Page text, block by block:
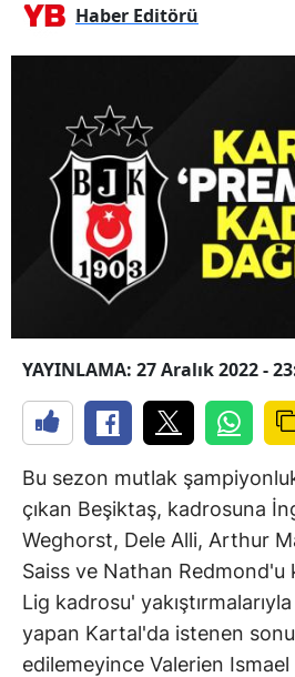
Haber Editörü
YAYINLAMA: 27 Aralık 2022 -
Bu sezon mutlak
çıkan Beşiktaş, kadrosuna
Weghorst, Dele Alli, Arthur
Saiss ve Nathan Redmond'u
Lig kadrosu'
yapan Kartal'da istenen
edilemeyince Valerien Ismael